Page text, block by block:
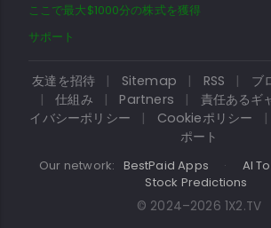
ここで最大$1000分の株式を獲得
サポート
友達を招待 | Sitemap | RSS | ブ
|
仕組み | Partners | 責任あるギ
イバシーポリシー
| Cookieポリシー |
ポート
Our network: BestPaid Apps · AI
Stock Predictions
© 2024–2026 1X2.TV